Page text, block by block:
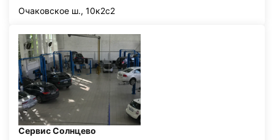
Очаковское ш., 10к2с2
Сервис Солнцево